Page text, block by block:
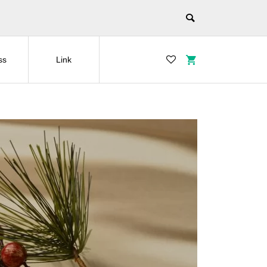
Link